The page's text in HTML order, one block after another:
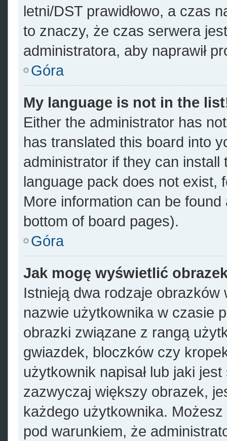
letni/DST prawidłowo, a czas
to znaczy, że czas serwera
administratora, aby naprawił
Góra
My language is not in the
Either the administrator has
has translated this board into
administrator if they can
language pack does not exist,
More information can be
bottom of board pages).
Góra
Jak mogę wyświetlić
Istnieją dwa rodzaje
nazwie użytkownika w czasie
obrazki związane z rangą
gwiazdek, bloczków czy
użytkownik napisał lub jaki
zazwyczaj większy obrazek,
każdego użytkownika.
pod warunkiem, że